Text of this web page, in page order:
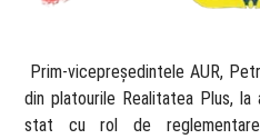
Prim-vicepreședintele AUR,
din platourile Realitatea Plus,
stat cu rol de